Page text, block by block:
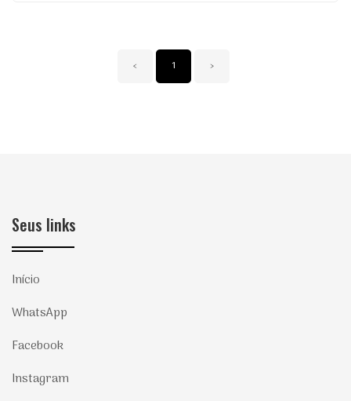
‹ 1 ›
Seus links
Início
WhatsApp
Facebook
Instagram